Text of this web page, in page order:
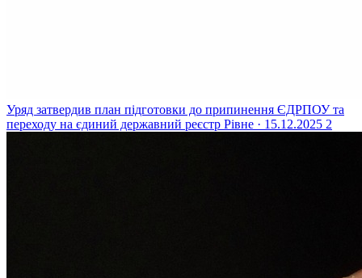
Уряд затвердив план підготовки до припинення ЄДРПОУ та
переходу на єдиний державний реєстр Рівне · 15.12.2025 2